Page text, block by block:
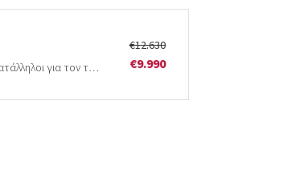
Οι καταστροφείς TLE-FS και TLE-FM είναι κατάλληλοι για τον τεμαχισμό κλαδιών έως 15cm σε διάμετρο. Ο…
€12.630
€9.990